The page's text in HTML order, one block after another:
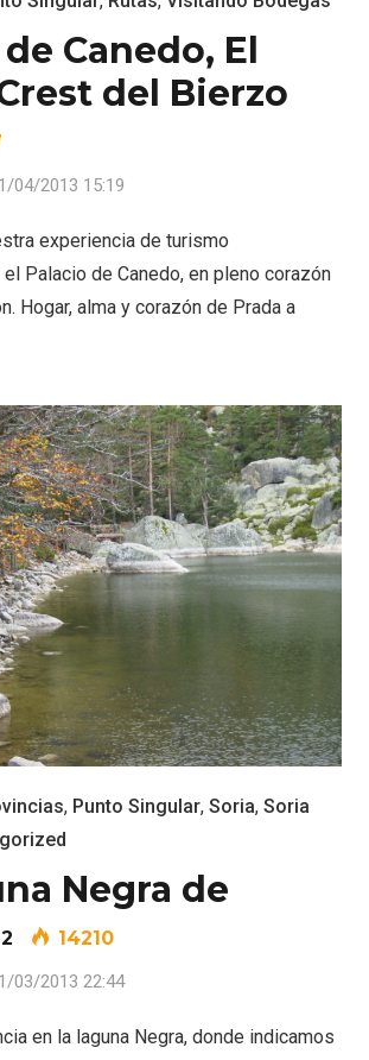
Canedo, El
del Bierzo
04/2013 15:19
experiencia de turismo
Palacio de Canedo, en pleno corazón
Hogar, alma y corazón de Prada a
, Punto Singular, Soria, Soria
Negra de
2 14210
03/2013 22:44
en la laguna Negra, donde indicamos
Moradillo de Roa
Belén segoviano, otra
escusa más para visitar
Sepúlveda estas